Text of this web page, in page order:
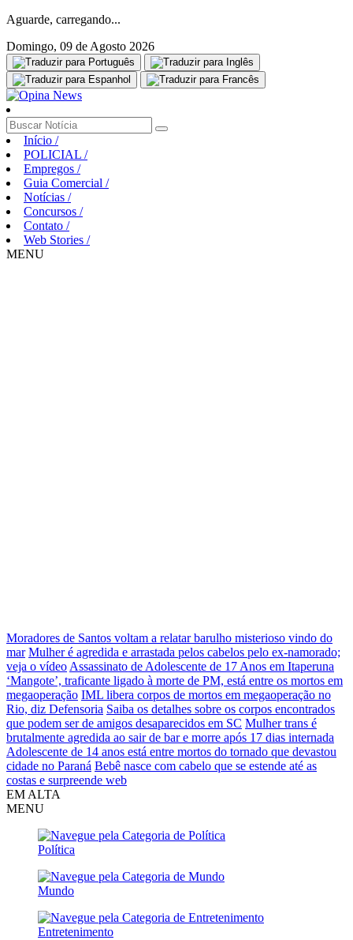
Aguarde, carregando...
Domingo, 09 de Agosto 2026
Início /
POLICIAL /
Empregos /
Guia Comercial /
Notícias /
Concursos /
Contato /
Web Stories /
MENU
Moradores de Santos voltam a relatar barulho misterioso vindo do
mar Mulher é agredida e arrastada pelos cabelos pelo ex-namorado;
veja o vídeo Assassinato de Adolescente de 17 Anos em Itaperuna
‘Mangote’, traficante ligado à morte de PM, está entre os mortos em
megaoperação IML libera corpos de mortos em megaoperação no
Rio, diz Defensoria Saiba os detalhes sobre os corpos encontrados
que podem ser de amigos desaparecidos em SC Mulher trans é
brutalmente agredida ao sair de bar e morre após 17 dias internada
Adolescente de 14 anos está entre mortos do tornado que devastou
cidade no Paraná Bebê nasce com cabelo que se estende até as
costas e surpreende web
EM ALTA
MENU
Política
Mundo
Entretenimento